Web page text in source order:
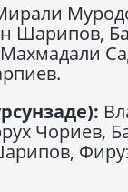
Шарипов,
Чориев,